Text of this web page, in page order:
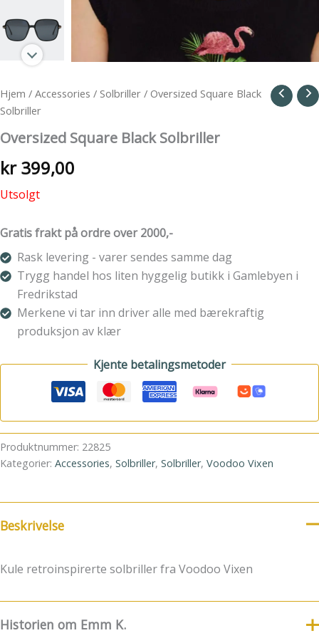
Hjem / Accessories / Solbriller / Oversized Square Black
Solbriller
Oversized Square Black Solbriller
kr399,00
Utsolgt
Gratis frakt på ordre over 2000,-
Rask levering - varer sendes samme dag
Trygg handel hos liten hyggelig butikk i Gamlebyen i
Fredrikstad
Merkene vi tar inn driver alle med bærekraftig
produksjon av klær
Kjente betalingsmetoder
Produktnummer: 22825
Kategorier: Accessories, Solbriller, Solbriller, Voodoo Vixen
Beskrivelse
Kule retroinspirerte solbriller fra Voodoo Vixen
Historien om Emm K.